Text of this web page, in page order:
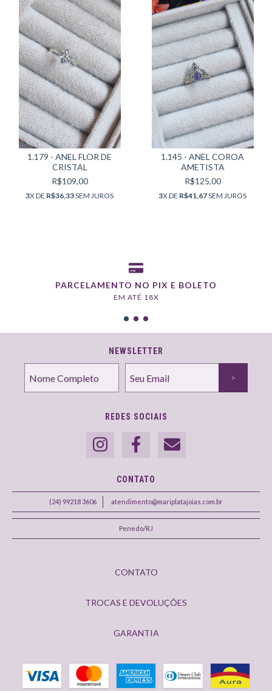
1.179 - ANEL FLOR DE
CRISTAL
R$109,00
3X DE R$36,33SEM JUROS
1.145 - ANEL COROA
AMETISTA
R$125,00
3X DE R$41,67SEM JUROS
PARCELAMENTO NO PIX E BOLETO
EM ATÉ 18X
NEWSLETTER
REDES SOCIAIS
CONTATO
(24) 99218 3606 atendimento@mariplatajoias.com.br
Penedo/RJ
CONTATO
TROCAS E DEVOLUÇÕES
GARANTIA